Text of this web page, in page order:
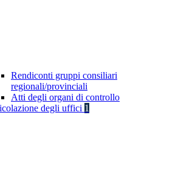
Rendiconti gruppi consiliari
regionali/provinciali
Atti degli organi di controllo
degli uffici 1